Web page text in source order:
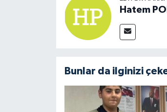
Hatem
Bunlar da ilginizi